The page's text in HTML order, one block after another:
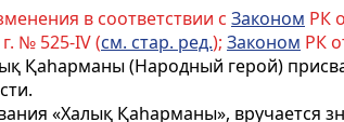
в соответствии с Законом РК
№ 525-IV (см. стар. ред.); Законом РК
Қаһарманы(Народный герой)
«Халық Қаһарманы», вручается